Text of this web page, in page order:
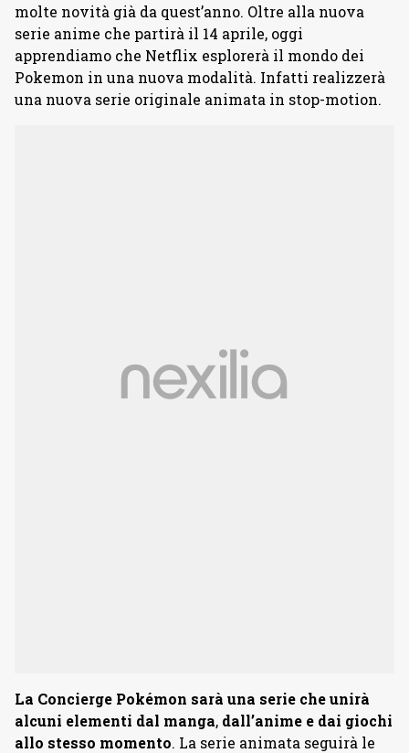
molte novità già da quest’anno. Oltre alla nuova
serie anime che partirà il 14 aprile, oggi
apprendiamo che Netflix esplorerà il mondo dei
Pokemon in una nuova modalità. Infatti realizzerà
una nuova serie originale animata in stop-motion.
La Concierge Pokémon sarà una serie che unirà
alcuni elementi dal manga, dall’anime e dai giochi
allo stesso momento. La serie animata seguirà le